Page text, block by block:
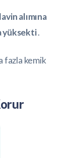
alımına
yüksekti.
fazla kemik